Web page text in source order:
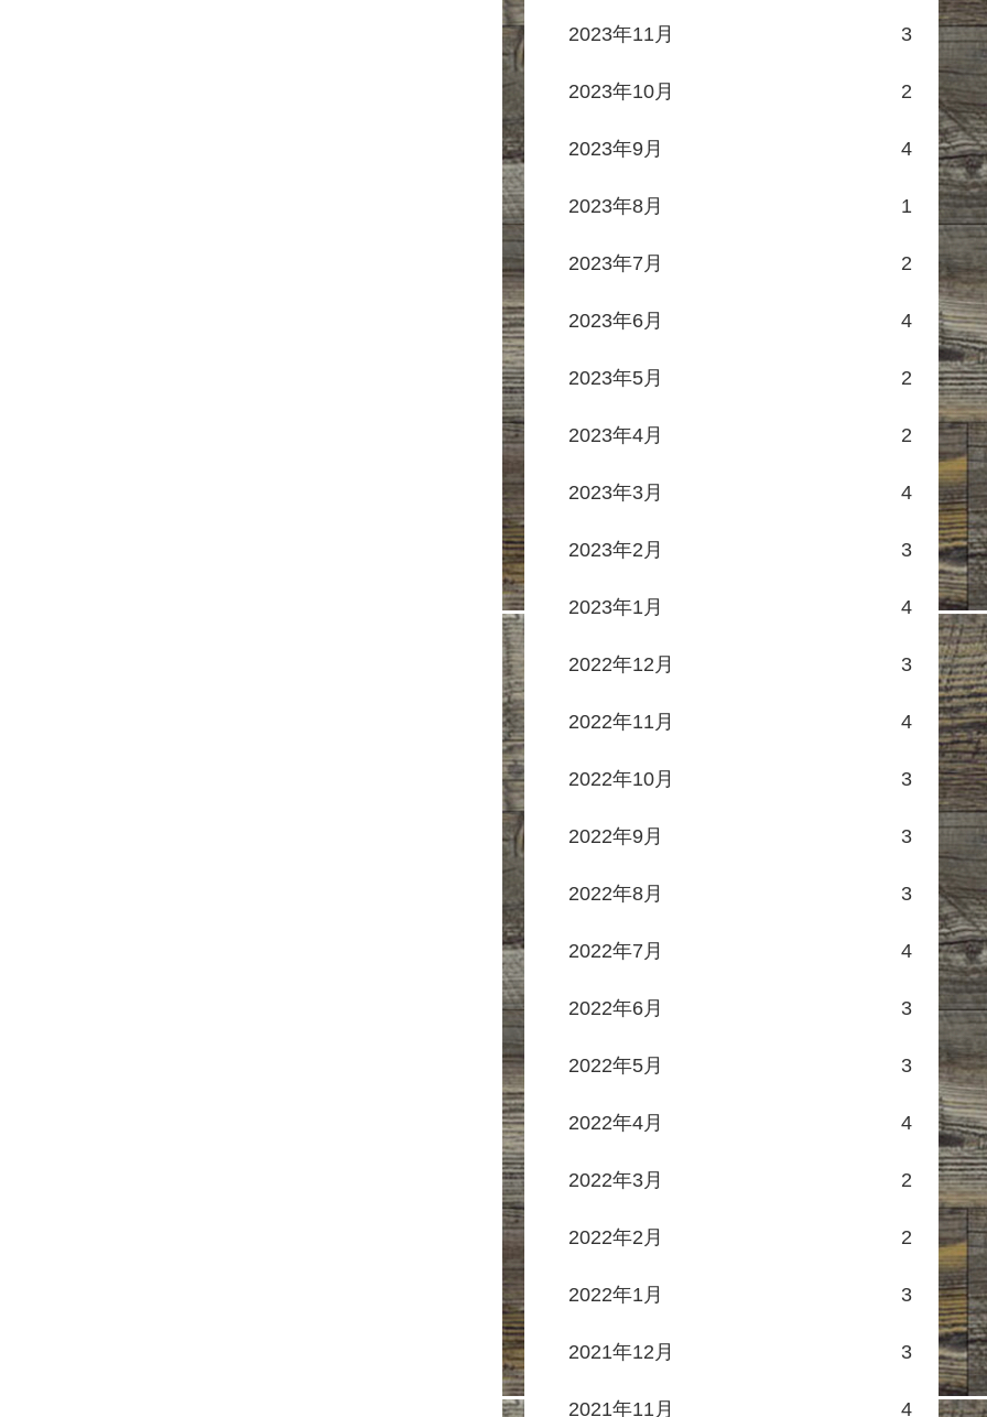
2023年11月 3
2023年10月 2
2023年9月 4
2023年8月 1
2023年7月 2
2023年6月 4
2023年5月 2
2023年4月 2
2023年3月 4
2023年2月 3
2023年1月 4
2022年12月 3
2022年11月 4
2022年10月 3
2022年9月 3
2022年8月 3
2022年7月 4
2022年6月 3
2022年5月 3
2022年4月 4
2022年3月 2
2022年2月 2
2022年1月 3
2021年12月 3
2021年11月 4